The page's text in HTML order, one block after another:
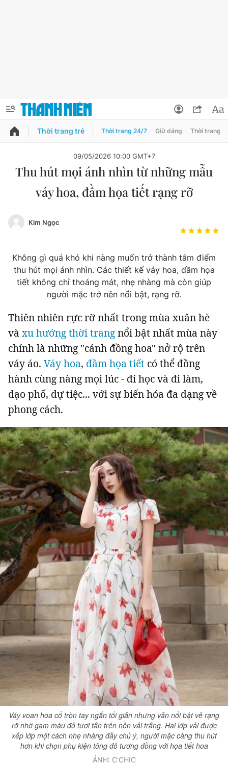
PODCAST QUẢNG CÁO
Chuyên mục
Chuyên mục khác
Tin thị trường Tin 360
Video Podcasts
Magazine
Sản phẩm khác
Tiện ích Bạn cần biết
Thông tin tòa soạn Liên hệ quảng cáo
Đọc Thanh Niên trên điện thoại
Theo dõi báo trên
Hotline Liên hệ quảng cáo
0908 780 404
Đặt báo Quảng cáo RSS Tòa soạn Chính sách bảo
Tổng biên tập: Nguyễn Ngọc Toàn
Phó tổng biên tập: Hải Thành
Ủy viên Ban biên tập - Tổng Thư ký tòa soạn: Trần Việt Hưng
Giấy phép xuất bản số 110/GP - BTTTT cấp ngày 24.3.2020
© 2003-2026 Bản quyền thuộc về Báo Thanh Niên. Cấm sao chép
dưới mọi hình thức nếu không có sự chấp thuận bằng văn bản.
Phát triển bởi ePi Technologies, JSC.
Thông tin tài khoản
Đổi mật khẩu
Đăng xuất
Thời trang trẻ Thời trang 24/7 Giữ dáng Thời trang
09/05/2026 10:00 GMT+7
Thu hút mọi ánh nhìn từ những mẫu
váy hoa, đầm họa tiết rạng rỡ
Kim Ngọc
Không gì quá khó khi nàng muốn trở thành tâm điểm
thu hút mọi ánh nhìn. Các thiết kế váy hoa, đầm họa
tiết không chỉ thoáng mát, nhẹ nhàng mà còn giúp
người mặc trở nên nổi bật, rạng rỡ.
Thiên nhiên rực rỡ nhất trong mùa xuân hè
và xu hướng thời trangnổi bật nhất mùa này
chính là những "cánh đồng hoa" nở rộ trên
váy áo. Váy hoa, đầm họa tiết có thể đồng
hành cùng nàng mọi lúc - đi học và đi làm,
dạo phố, dự tiệc... với sự biến hóa đa dạng về
phong cách.
Váy voan hoa cổ tròn tay ngắn tối giản nhưng vẫn nổi bật vẻ rạng
rỡ nhờ gam màu đỏ tươi tắn trên nền vải trắng. Hai lớp vải được
xếp lớp một cách nhẹ nhàng đầy chủ ý, người mặc càng thu hút
hơn khi chọn phụ kiện tông đỏ tương đồng với họa tiết hoa
ẢNH: C'CHIC